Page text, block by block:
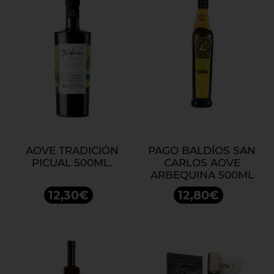
AOVE TRADICIÓN
PICUAL 500ML.
12,30€
PAGO BALDÍOS SAN
CARLOS AOVE
ARBEQUINA 500ML
12,80€